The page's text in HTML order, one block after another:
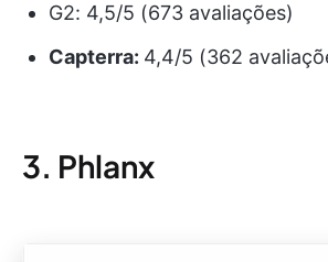
G2: 4,5/5 (673 avaliações)
Capterra: 4,4/5 (362
3. Phlanx